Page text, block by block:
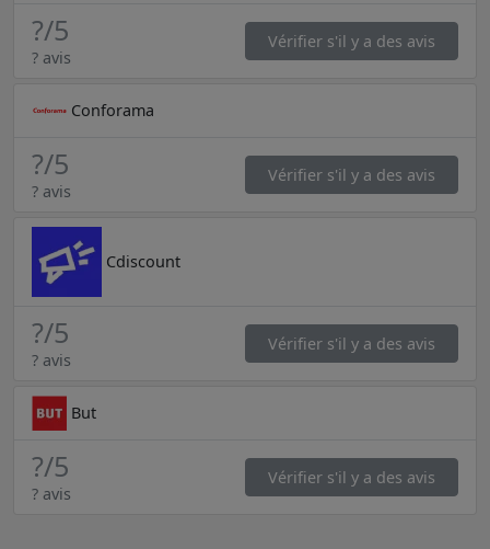
?/5
? avis
Vérifier s'il y a des avis
Conforama
?/5
? avis
Vérifier s'il y a des avis
Cdiscount
?/5
? avis
Vérifier s'il y a des avis
But
?/5
? avis
Vérifier s'il y a des avis